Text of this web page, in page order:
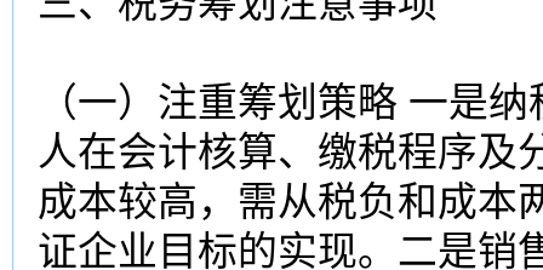
（一）注重筹划策略 一是
人在会计核算、缴税程序及
成本较高，需从税负和成本
证企业目标的实现。二是销